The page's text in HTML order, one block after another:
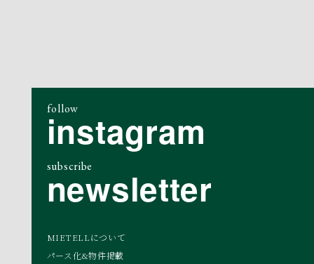
follow
instagram
subscribe
newsletter
MIETELLについて
パース化&物件掲載